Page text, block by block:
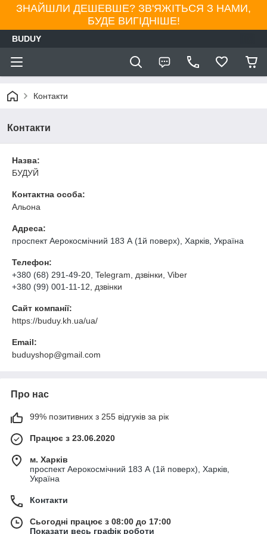
ЗНАЙШЛИ ДЕШЕВШЕ? ЗВ'ЯЖІТЬСЯ З НАМИ,
БУДЕ ВИГІДНІШЕ!
BUDUY
Контакти
Контакти
Назва:
БУДУЙ
Контактна особа:
Альона
Адреса:
проспект Аерокосмічний 183 А (1й поверх), Харків, Україна
Телефон:
+380 (68) 291-49-20 , Telegram, дзвінки, Viber
+380 (99) 001-11-12 , дзвінки
Сайт компанії:
https://buduy.kh.ua/ua/
Email:
buduyshop@gmail.com
Про нас
99% позитивних з 255 відгуків за рік
Працює з 23.06.2020
м. Харків
проспект Аерокосмічний 183 А (1й поверх), Харків,
Україна
Контакти
Сьогодні працює з 08:00 до 17:00
Показати весь графік роботи